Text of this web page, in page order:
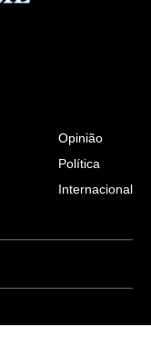
Opinião
Política
Internacional